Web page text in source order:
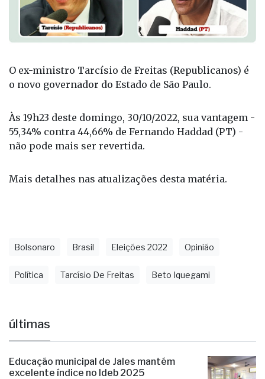
O ex-ministro Tarcísio de Freitas (Republicanos) é
o novo governador do Estado de São Paulo.
Às 19h23 deste domingo, 30/10/2022, sua vantagem -
55,34% contra 44,66% de Fernando Haddad (PT) -
não pode mais ser revertida.
Mais detalhes nas atualizações desta matéria.
Bolsonaro Brasil Eleições 2022 Opinião
Política Tarcísio De Freitas Beto Iquegami
últimas
Educação municipal de Jales mantém
excelente índice no Ideb 2025